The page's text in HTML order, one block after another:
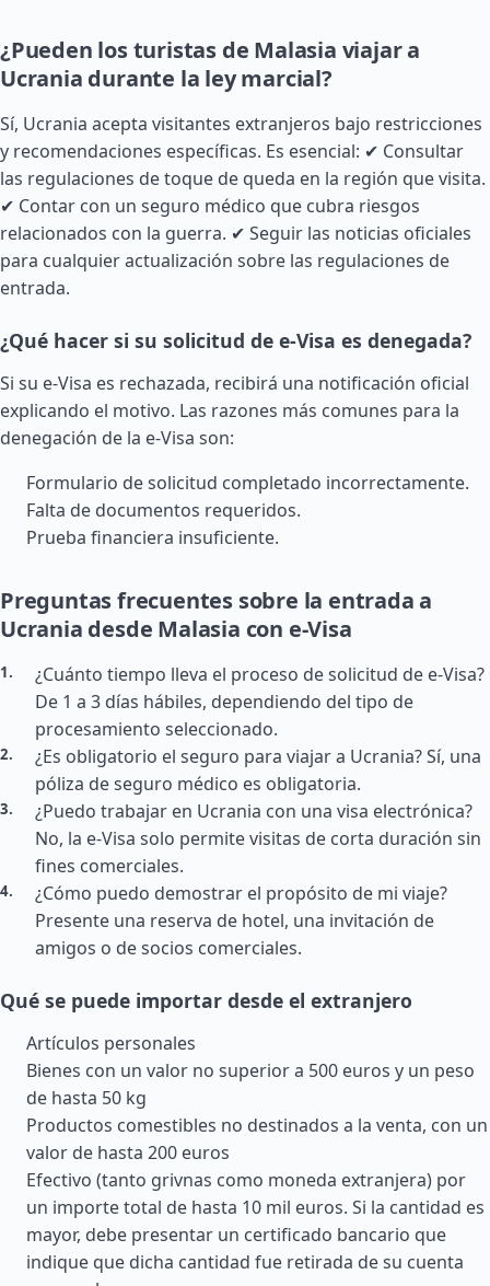
¿Pueden los turistas de Malasia viajar a
Ucrania durante la ley marcial?
Sí, Ucrania acepta visitantes extranjeros bajo restricciones
y recomendaciones específicas. Es esencial: ✔ Consultar
las regulaciones de toque de queda en la región que visita.
✔ Contar con un seguro médico que cubra riesgos
relacionados con la guerra. ✔ Seguir las noticias oficiales
para cualquier actualización sobre las regulaciones de
entrada.
¿Qué hacer si su solicitud de e-Visa es denegada?
Si su e-Visa es rechazada, recibirá una notificación oficial
explicando el motivo. Las razones más comunes para la
denegación de la e-Visa son:
Formulario de solicitud completado incorrectamente.
Falta de documentos requeridos.
Prueba financiera insuficiente.
Preguntas frecuentes sobre la entrada a
Ucrania desde Malasia con e-Visa
¿Cuánto tiempo lleva el proceso de solicitud de e-Visa?
De 1 a 3 días hábiles, dependiendo del tipo de
procesamiento seleccionado.
¿Es obligatorio el seguro para viajar a Ucrania? Sí, una
póliza de seguro médico es obligatoria.
¿Puedo trabajar en Ucrania con una visa electrónica?
No, la e-Visa solo permite visitas de corta duración sin
fines comerciales.
¿Cómo puedo demostrar el propósito de mi viaje?
Presente una reserva de hotel, una invitación de
amigos o de socios comerciales.
Qué se puede importar desde el extranjero
Artículos personales
Bienes con un valor no superior a 500 euros y un peso
de hasta 50 kg
Productos comestibles no destinados a la venta, con un
valor de hasta 200 euros
Efectivo (tanto grivnas como moneda extranjera) por
un importe total de hasta 10 mil euros. Si la cantidad es
mayor, debe presentar un certificado bancario que
indique que dicha cantidad fue retirada de su cuenta